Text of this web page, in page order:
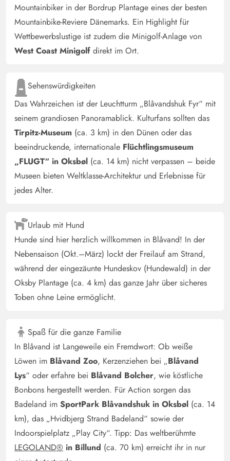
nichts gefehlt.
Gast
Das Haus ist okay, bis auf das Badezimmer☹️. Garten-
und Terrassenbereich sehr ungepflegt. Grill und
Grillkamin unbenutzbar. Liegen und Liegestühle bitte
erneuern. Ein bisschen mehr ♥️ dann stimmt auch das
Preis- Leistungsverhältnis wieder.
Bernd Fuhrmann
Deutschland
4 von 5
4 von 5
4 out of 5
15/06/2025
Der Wintergarten ist ein Highlight. Ein kleiner
Wermutstropfen ist die Terrasse: die Steine sind im Laufe
der Jahre unebenen, der große Grill ist eine Ruine! Der
große Tisch könnte auch Farbe gebrauchen. Für
schlechtes Wetter wären mehr Fernsehprogramme
wünschenswert.
Martin Bothe
Deutschland
Gemütliches helles Ferienhaus. Nahe an der
Einkaufsstraße und schöne Umgebung so das man mit
dem Hund lange spazieren gehen kann. Matratzen sind
für unser Geschmack zu weich,aber ansonsten haben wir
uns sehr gut gefühlt.
Simone Müller
5 von 5
Mountainbiker in der Bordrup Plantage eines der besten
Mountainbike-Reviere Dänemarks. Ein Highlight für
Wettbewerbslustige ist zudem die Minigolf-Anlage von
West Coast Minigolf direkt im Ort.
Sehenswürdigkeiten
Das Wahrzeichen ist der Leuchtturm „Blåvandshuk Fyr“ mit
seinem grandiosen Panoramablick. Kulturfans sollten das
Tirpitz-Museum (ca. 3 km) in den Dünen oder das
beeindruckende, internationale Flüchtlingsmuseum
„FLUGT“ in Oksbøl (ca. 14 km) nicht verpassen – beide
Museen bieten Weltklasse-Architektur und Erlebnisse für
jedes Alter.
Urlaub mit Hund
Hunde sind hier herzlich willkommen in Blåvand! In der
Nebensaison (Okt.–März) lockt der Freilauf am Strand,
während der eingezäunte Hundeskov (Hundewald) in der
Oksby Plantage (ca. 4 km) das ganze Jahr über sicheres
Toben ohne Leine ermöglicht.
Spaß für die ganze Familie
In Blåvand ist Langeweile ein Fremdwort: Ob weiße
Löwen im Blåvand Zoo, Kerzenziehen bei „Blåvand
Lys“ oder erfahre bei Blåvand Bolcher, wie köstliche
Bonbons hergestellt werden. Für Action sorgen das
Badeland im SportPark Blåvandshuk in Oksbøl (ca. 14
km), das „Hvidbjerg Strand Badeland“ sowie der
Indoorspielplatz „Play City“. Tipp: Das weltberühmte
LEGOLAND® in Billund (ca. 70 km) erreicht ihr in nur